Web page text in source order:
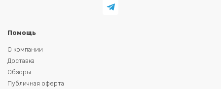
Помощь
О компании
Доставка
Обзоры
Публичная оферта